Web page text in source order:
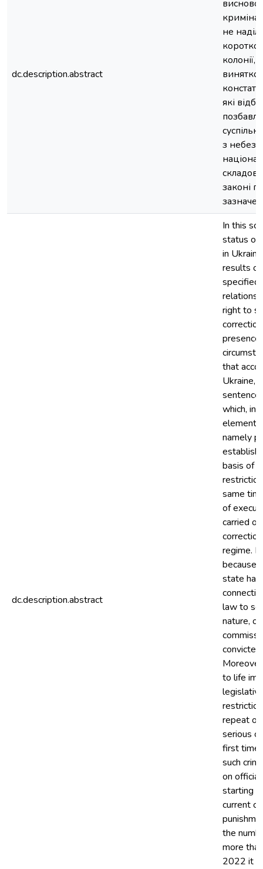
dc.description.abstract
не
колонії,
які
з
законі
dc.description.abstract
In this
status of
in
results
specified
relations
right to
that
Ukraine,
which, in
elements
namely
establish
basis of
same
of
carried
regime.
because
state
law to
nature,
to life
repeat
serious
first time
such
on
starting
current
the
more
2022 it